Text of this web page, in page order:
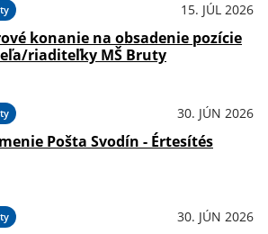
15. JÚL 2026
konanie na obsadenie pozície
riaditeľky MŠ Bruty
30. JÚN 2026
Pošta Svodín - Értesítés
30. JÚN 2026